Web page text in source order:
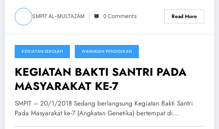
SMPIT AL-MULTAZAM 0 Comments Read More
January 20, 2018
KEGIATAN SEKOLAH WAWASAN PENDIDIKAN
KEGIATAN BAKTI SANTRI PADA
MASYARAKAT KE-7
SMPIT – 20/1/2018 Sedang berlangsung Kegiatan Bakti Santri
Pada Masyarakat ke-7 (Angkatan Genetika) bertempat di…